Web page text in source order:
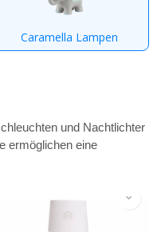
Caramella Lampen
und Nachtlichter
ermöglichen eine